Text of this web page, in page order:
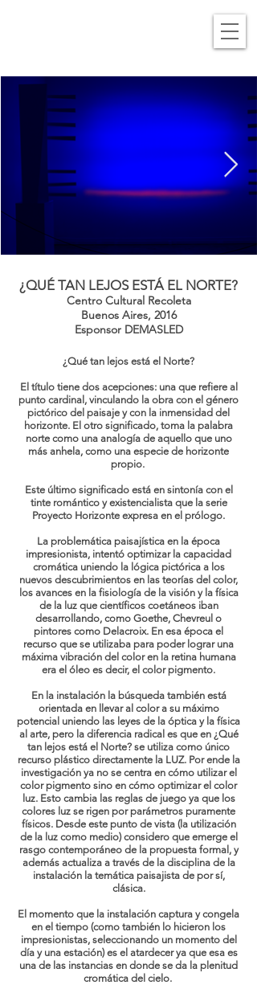
¿QUÉ TAN LEJOS ESTÁ EL NORTE?
Centro Cultural Recoleta
Buenos Aires, 2016
Esponsor DEMASLED
¿Qué tan lejos está el Norte?
El título tiene dos acepciones: una que refiere al
punto cardinal, vinculando la obra con el género
pictórico del paisaje y con la inmensidad del
horizonte. El otro significado, toma la palabra
norte como una analogía de aquello que uno
más anhela, como una especie de horizonte
propio.
Este último significado está en sintonía con el
tinte romántico y existencialista que la serie
Proyecto Horizonte expresa en el prólogo.
La problemática paisajística en la época
impresionista, intentó optimizar la capacidad
cromática uniendo la lógica pictórica a los
nuevos descubrimientos en las teorías del color,
los avances en la fisiología de la visión y la física
de la luz que científicos coetáneos iban
desarrollando, como Goethe, Chevreul o
pintores como Delacroix. En esa época el
recurso que se utilizaba para poder lograr una
máxima vibración del color en la retina humana
era el óleo es decir, el color pigmento.
En la instalación la búsqueda también está
orientada en llevar al color a su máximo
potencial uniendo las leyes de la óptica y la física
al arte, pero la diferencia radical es que en ¿Qué
tan lejos está el Norte? se utiliza como único
recurso plástico directamente la LUZ. Por ende la
investigación ya no se centra en cómo utilizar el
color pigmento sino en cómo optimizar el color
luz. Esto cambia las reglas de juego ya que los
colores luz se rigen por parámetros puramente
físicos. Desde este punto de vista (la utilización
de la luz como medio) considero que emerge el
rasgo contemporáneo de la propuesta formal, y
además actualiza a través de la disciplina de la
instalación la temática paisajista de por sí,
clásica.
El momento que la instalación captura y congela
en el tiempo (como también lo hicieron los
impresionistas, seleccionando un momento del
día y una estación) es el atardecer ya que esa es
una de las instancias en donde se da la plenitud
cromática del cielo.